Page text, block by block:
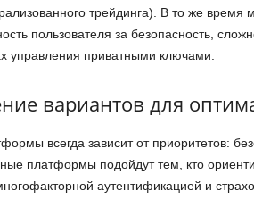
трейдинга). В то же время
пользователя за безопасность,
управления приватными ключами.
вариантов для
всегда зависит от приоритетов:
платформы подойдут тем, кто
аутентификацией и